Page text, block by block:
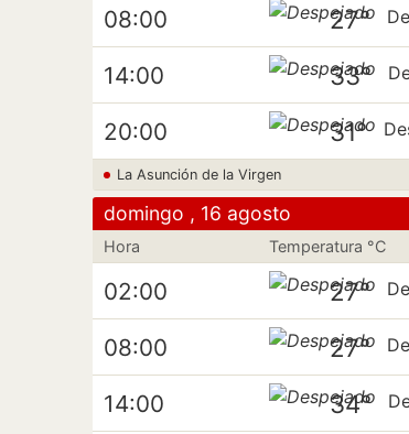
08:00 27°
14:00 33°
20:00 31°
La Asunción de la Virgen
domingo , 16 agosto
Hora Temperatura °C
02:00 27°
08:00 27°
14:00 34°